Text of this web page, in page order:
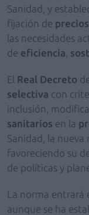
Sanidad, y
fijación de precios
las necesidades
de eficiencia
El Real Decreto
selectiva con
inclusión,
sanitarios en la
Sanidad, la
favoreciendo su
de políticas y
La norma entrará
aunque se ha